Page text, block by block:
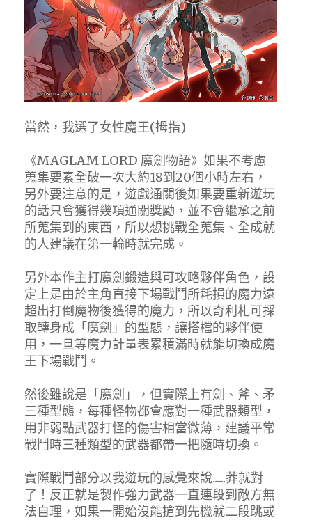
當然，我選了女性魔王(拇指)
《MAGLAM LORD 魔劍物語》如果不考慮
蒐集要素全破一次大約18到20個小時左右，
另外要注意的是，遊戲通關後如果要重新遊玩
的話只會獲得幾項通關獎勵，並不會繼承之前
所蒐集到的東西，所以想挑戰全蒐集、全成就
的人建議在第一輪時就完成。
另外本作主打魔劍鍛造與可攻略夥伴角色，設
定上是由於主角直接下場戰鬥所耗損的魔力遠
超出打倒魔物後獲得的魔力，所以奇利札可採
取轉身成「魔劍」的型態，讓搭檔的夥伴使
用，一旦等魔力計量表累積滿時就能切換成魔
王下場戰鬥。
然後雖說是「魔劍」，但實際上有劍、斧、矛
三種型態，每種怪物都會應對一種武器類型，
用非弱點武器打怪的傷害相當微薄，建議平常
戰鬥時三種類型的武器都帶一把隨時切換。
實際戰鬥部分以我遊玩的感覺來說......莽就對
了！反正就是製作強力武器一直連段到敵方無
法自理，如果一開始沒能搶到先機就二段跳或